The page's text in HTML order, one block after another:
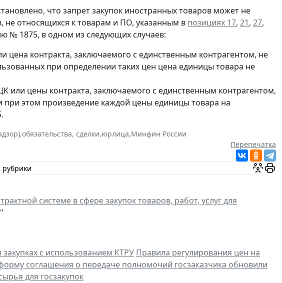
что запрет закупок иностранных товаров может не
не относящихся к товарам и ПО, указанным в позициях 17, 21, 27,
№ 1875, в одном из следующих случаев:
контракта, заключаемого с единственным контрагентом, не
при определении таких цен цена единицы товара не
цены контракта, заключаемого с единственным контрагентом,
этом произведение каждой цены единицы товара на
,обязательства, сделки,юрлица,Минфин России
Перепечатка
системе в сфере закупок товаров, работ, услуг для
"
с использованием КТРУ Правила регулирования цен на
соглашения о передаче полномочий госзаказчика обновили
для госзакупок